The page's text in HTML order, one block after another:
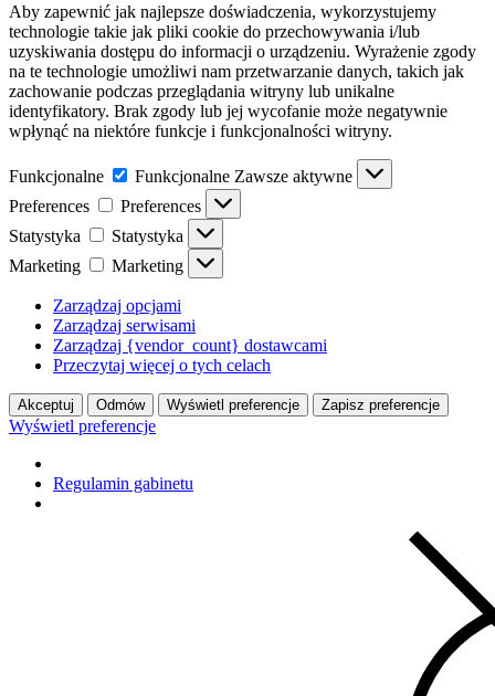
Aby zapewnić jak najlepsze doświadczenia, wykorzystujemy
technologie takie jak pliki cookie do przechowywania i/lub
uzyskiwania dostępu do informacji o urządzeniu. Wyrażenie zgody
na te technologie umożliwi nam przetwarzanie danych, takich jak
zachowanie podczas przeglądania witryny lub unikalne
identyfikatory. Brak zgody lub jej wycofanie może negatywnie
wpłynąć na niektóre funkcje i funkcjonalności witryny.
Funkcjonalne Funkcjonalne Zawsze aktywne
Preferences
Preferences
Statystyka
Statystyka
Marketing
Marketing
Zarządzaj opcjami
Zarządzaj serwisami
Zarządzaj {vendor_count} dostawcami
Przeczytaj więcej o tych celach
Akceptuj Odmów Wyświetl preferencje Zapisz preferencje
Wyświetl preferencje
Regulamin gabinetu